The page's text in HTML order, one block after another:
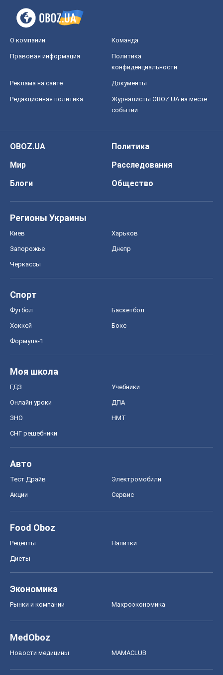
О компании Команда
Правовая информация
Политика
конфиденциальности
Реклама на сайте Документы
Редакционная политика
Журналисты OBOZ.UA на месте
событий
OBOZ.UA
Политика
Мир
Расследования
Блоги
Общество
Регионы Украины
Киев Харьков
Запорожье Днепр
Черкассы
Спорт
Футбол Баскетбол
Хоккей Бокс
Формула-1
Моя школа
ГДЗ Учебники
Онлайн уроки ДПА
ЗНО НМТ
СНГ решебники
Авто
Тест Драйв Электромобили
Акции Сервис
Food Oboz
Рецепты Напитки
Диеты
Экономика
Рынки и компании Mакроэкономика
MedOboz
Новости медицины MAMACLUB